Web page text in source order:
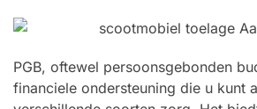
PGB, oftewel persoonsgebonden
financiele ondersteuning die u kunt